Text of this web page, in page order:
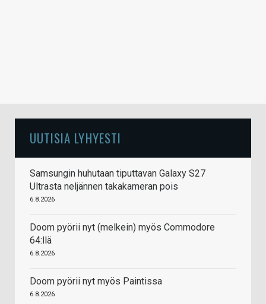
UUTISIA LYHYESTI
Samsungin huhutaan tiputtavan Galaxy S27
Ultrasta neljännen takakameran pois
6.8.2026
Doom pyörii nyt (melkein) myös Commodore
64:llä
6.8.2026
Doom pyörii nyt myös Paintissa
6.8.2026